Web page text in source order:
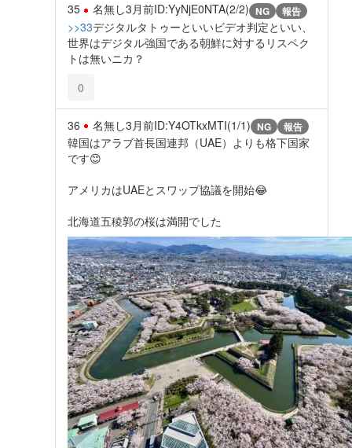
35 名無し3月前ID:YyNjE0NTA(2/2) NG 報告
>>33デジタルタトゥーといいビデオ判定といい、
世界はデジタル強国である朝鮮に対するリスペク
トは無いニカ？
0
36 名無し3月前ID:Y4OTkxMTI(1/1) NG 報告
韓国はアラブ首長国連邦（UAE）よりも格下国家
です😊
アメリカはUAEとスワップ協議を開始😂
北海道五稜郭の桜は満開でした